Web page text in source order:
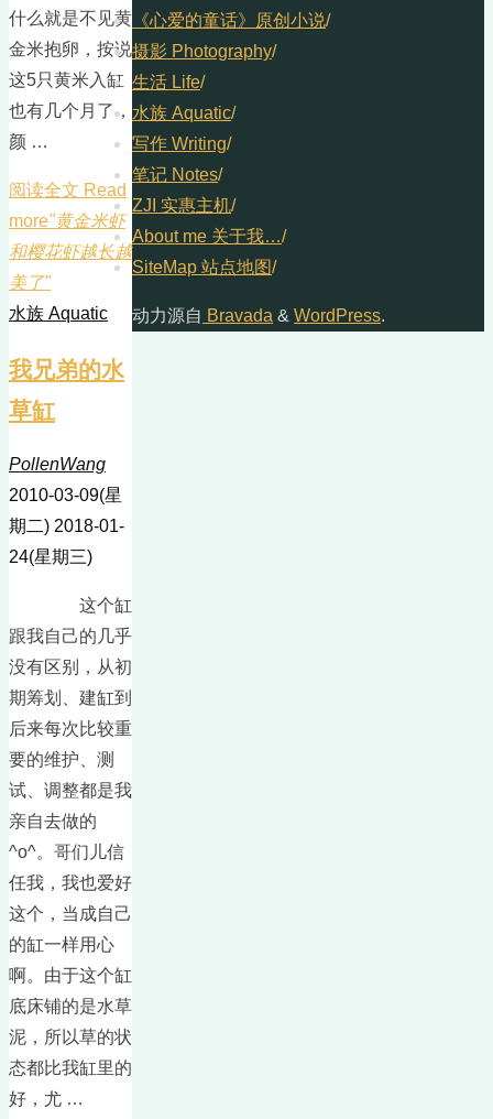
什么就是不见黄
金米抱卵，按说
这5只黄米入缸
也有几个月了，
颜 …
阅读全文 Read
more"黄金米虾
和樱花虾越长越
美了"
水族 Aquatic
我兄弟的水
草缸
PollenWang
2010-03-09(星
期二) 2018-01-
24(星期三)
这个缸
跟我自己的几乎
没有区别，从初
期筹划、建缸到
后来每次比较重
要的维护、测
试、调整都是我
亲自去做的
^o^。哥们儿信
任我，我也爱好
这个，当成自己
的缸一样用心
啊。由于这个缸
底床铺的是水草
泥，所以草的状
态都比我缸里的
好，尤 …
《心爱的童话》原创小说/
摄影 Photography/
生活 Life/
水族 Aquatic/
写作 Writing/
笔记 Notes/
ZJI 实惠主机/
About me 关于我…/
SiteMap 站点地图/
动力源自 Bravada & WordPress.